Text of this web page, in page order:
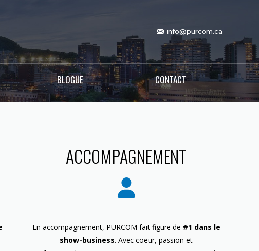
info@purcom.ca
BLOGUE CONTACT
ACCOMPAGNEMENT
En accompagnement, PURCOM fait figure de #1 dans le
show-business. Avec coeur, passion et